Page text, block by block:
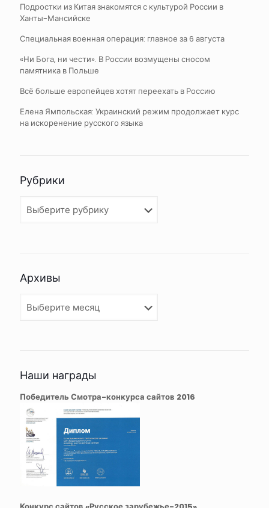
Подростки из Китая знакомятся с культурой России в
Ханты-Мансийске
Специальная военная операция: главное за 6 августа
«Ни Бога, ни чести». В России возмущены сносом
памятника в Польше
Всё больше европейцев хотят переехать в Россию
Елена Ямпольская: Украинский режим продолжает курс
на искоренение русского языка
Рубрики
Архивы
Наши награды
Победитель Смотра-конкурса сайтов 2016